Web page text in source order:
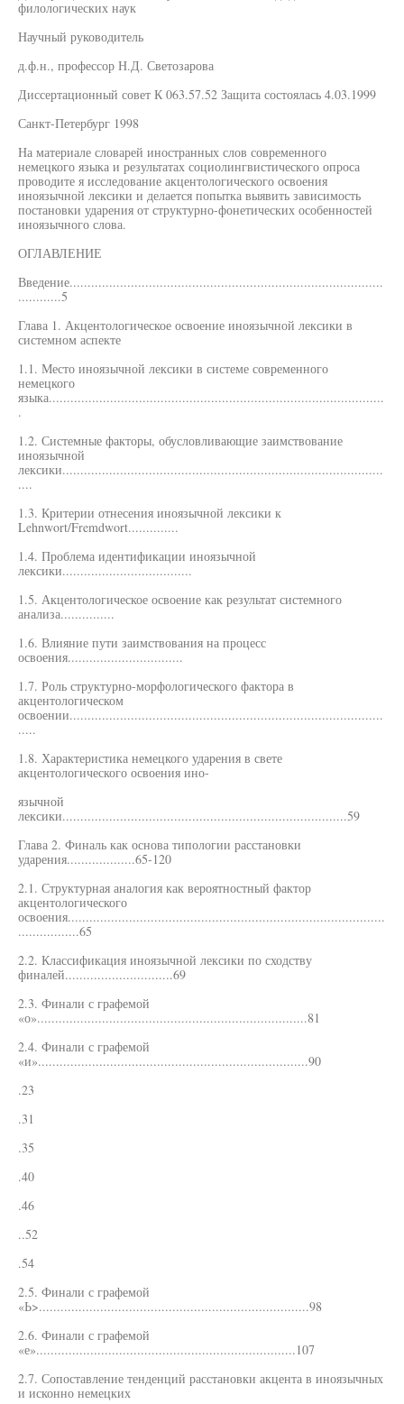
филологических наук
Научный руководитель
д.ф.н., профессор Н.Д. Светозарова
Диссертационный совет К 063.57.52 Защита состоялась 4.03.1999
Санкт-Петербург 1998
На материале словарей иностранных слов современного
немецкого языка и результатах социолингвистического опроса
проводите я исследование акцентологического освоения
иноязычной лексики и делается попытка выявить зависимость
постановки ударения от структурно-фонетических особенностей
иноязычного слова.
ОГЛАВЛЕНИЕ
Введение.......................................................................................
............5
Глава 1. Акцентологическое освоение иноязычной лексики в
системном аспекте
1.1. Место иноязычной лексики в системе современного
немецкого
языка.............................................................................................
.
1.2. Системные факторы, обусловливающие заимствование
иноязычной
лексики.........................................................................................
....
1.3. Критерии отнесения иноязычной лексики к
Lehnwort/Fremdwort..............
1.4. Проблема идентификации иноязычной
лексики....................................
1.5. Акцентологическое освоение как результат системного
анализа...............
1.6. Влияние пути заимствования на процесс
освоения................................
1.7. Роль структурно-морфологического фактора в
акцентологическом
освоении.......................................................................................
.....
1.8. Характеристика немецкого ударения в свете
акцентологического освоения ино-
язычной
лексики...............................................................................59
Глава 2. Финаль как основа типологии расстановки
ударения...................65-120
2.1. Структурная аналогия как вероятностный фактор
акцентологического
освоения........................................................................................
.................65
2.2. Классификация иноязычной лексики по сходству
финалей..............................69
2.3. Финали с графемой
«о»...........................................................................81
2.4. Финали с графемой
«и»...........................................................................90
.23
.31
.35
.40
.46
..52
.54
2.5. Финали с графемой
«Ь>...........................................................................98
2.6. Финали с графемой
«е»........................................................................107
2.7. Сопоставление тенденций расстановки акцента в иноязычных
и исконно немецких